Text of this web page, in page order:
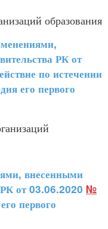
образования
РК от
по истечении
его первого
внесенными
от 03.06.2020 №
первого